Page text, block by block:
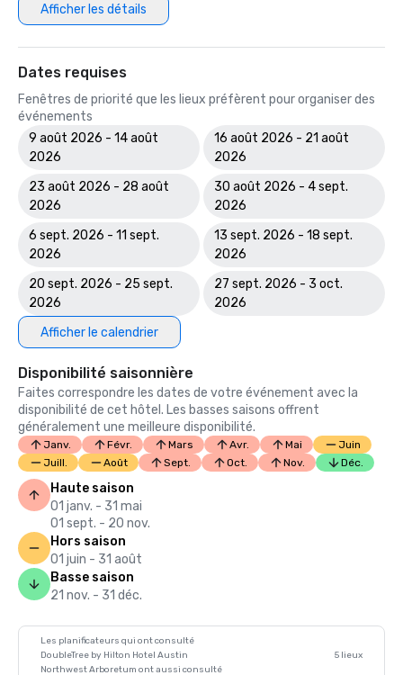
Afficher les détails
Dates requises
Fenêtres de priorité que les lieux préfèrent pour organiser des
événements
9 août 2026 - 14 août
2026
16 août 2026 - 21 août
2026
23 août 2026 - 28 août
2026
30 août 2026 - 4 sept.
2026
6 sept. 2026 - 11 sept.
2026
13 sept. 2026 - 18 sept.
2026
20 sept. 2026 - 25 sept.
2026
27 sept. 2026 - 3 oct.
2026
Afficher le calendrier
Disponibilité saisonnière
Faites correspondre les dates de votre événement avec la
disponibilité de cet hôtel. Les basses saisons offrent
généralement une meilleure disponibilité.
Janv. Févr. Mars Avr. Mai
Juin
Juill.
Août Sept. Oct. Nov. Déc.
Haute saison
01 janv. - 31 mai
01 sept. - 20 nov.
Hors saison
01 juin - 31 août
Basse saison
21 nov. - 31 déc.
Les planificateurs qui ont consulté
DoubleTree by Hilton Hotel Austin
Northwest Arboretum ont aussi consulté
5 lieux